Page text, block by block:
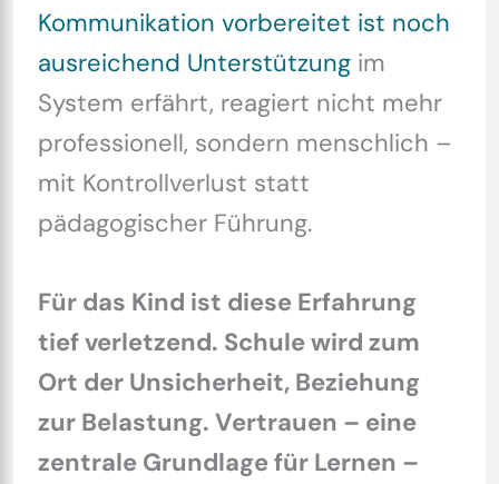
Kommunikation vorbereitet ist noch
ausreichend Unterstützungim
System erfährt, reagiert nicht mehr
professionell, sondern menschlich –
mit Kontrollverlust statt
pädagogischer Führung.
Für das Kind ist diese Erfahrung
tief verletzend. Schule wird zum
Ort der Unsicherheit, Beziehung
zur Belastung. Vertrauen – eine
zentrale Grundlage für Lernen –